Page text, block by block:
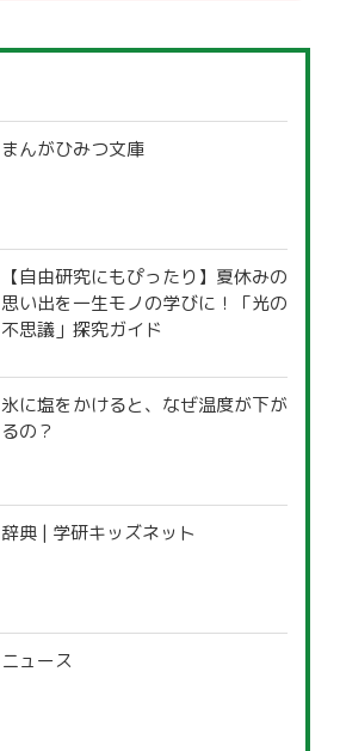
まんがひみつ文庫
【自由研究にもぴったり】夏休みの
思い出を一生モノの学びに！「光の
不思議」探究ガイド
氷に塩をかけると、なぜ温度が下が
るの？
辞典 | 学研キッズネット
ニュース